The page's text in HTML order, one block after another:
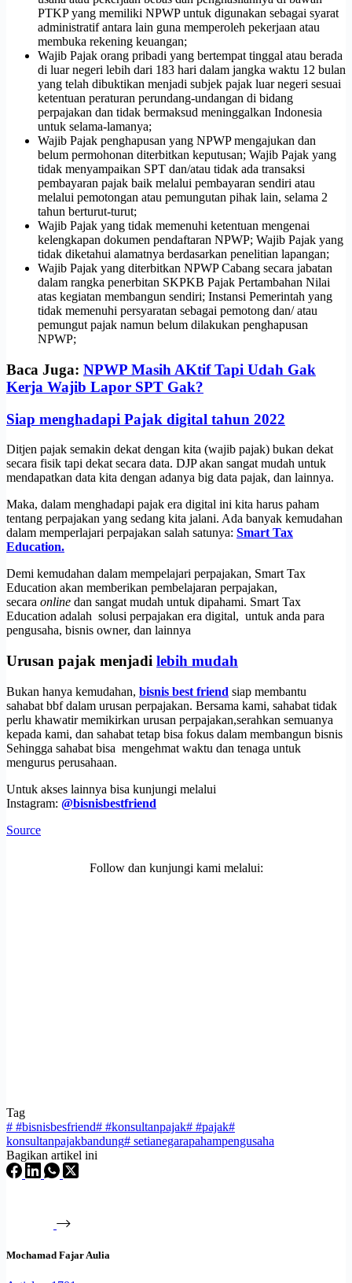
PTKP yang memiliki NPWP untuk digunakan sebagai syarat
administratif antara lain guna memperoleh pekerjaan atau
membuka rekening keuangan;
Wajib Pajak orang pribadi yang bertempat tinggal atau berada
di luar negeri lebih dari 183 hari dalam jangka waktu 12 bulan
yang telah dibuktikan menjadi subjek pajak luar negeri sesuai
ketentuan peraturan perundang-undangan di bidang
perpajakan dan tidak bermaksud meninggalkan Indonesia
untuk selama-lamanya;
Wajib Pajak penghapusan yang NPWP mengajukan dan
belum permohonan diterbitkan keputusan; Wajib Pajak yang
tidak menyampaikan SPT dan/atau tidak ada transaksi
pembayaran pajak baik melalui pembayaran sendiri atau
melalui pemotongan atau pemungutan pihak lain, selama 2
tahun berturut-turut;
Wajib Pajak yang tidak memenuhi ketentuan mengenai
kelengkapan dokumen pendaftaran NPWP; Wajib Pajak yang
tidak diketahui alamatnya berdasarkan penelitian lapangan;
Wajib Pajak yang diterbitkan NPWP Cabang secara jabatan
dalam rangka penerbitan SKPKB Pajak Pertambahan Nilai
atas kegiatan membangun sendiri; Instansi Pemerintah yang
tidak memenuhi persyaratan sebagai pemotong dan/ atau
pemungut pajak namun belum dilakukan penghapusan
NPWP;
Baca Juga: NPWP Masih AKtif Tapi Udah Gak
Kerja Wajib Lapor SPT Gak?
Siap menghadapi Pajak digital tahun 2022
Ditjen pajak semakin dekat dengan kita (wajib pajak) bukan dekat
secara fisik tapi dekat secara data. DJP akan sangat mudah untuk
mendapatkan data kita dengan adanya big data pajak, dan lainnya.
Maka, dalam menghadapi pajak era digital ini kita harus paham
tentang perpajakan yang sedang kita jalani. Ada banyak kemudahan
dalam memperlajari perpajakan salah satunya: Smart Tax
Education.
Demi kemudahan dalam mempelajari perpajakan, Smart Tax
Education akan memberikan pembelajaran perpajakan,
secara online dan sangat mudah untuk dipahami. Smart Tax
Education adalah solusi perpajakan era digital, untuk anda para
pengusaha, bisnis owner, dan lainnya
Urusan pajak menjadi lebih mudah
Bukan hanya kemudahan, bisnis best friend siap membantu
sahabat bbf dalam urusan perpajakan. Bersama kami, sahabat tidak
perlu khawatir memikirkan urusan perpajakan,serahkan semuanya
kepada kami, dan sahabat tetap bisa fokus dalam membangun bisnis
Sehingga sahabat bisa mengehmat waktu dan tenaga untuk
mengurus perusahaan.
Untuk akses lainnya bisa kunjungi melalui
Instagram: @bisnisbestfriend
Source
Follow dan kunjungi kami melalui:
Tag
# #bisnisbesfriend# #konsultanpajak# #pajak#
konsultanpajakbandung# setianegarapahampengusaha
Bagikan artikel ini
Mochamad Fajar Aulia